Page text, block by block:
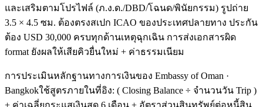
และเสริมตามโปรไฟล์ (ภ.ง.ด./DBD/โฉนด/พินัยกรรม) รูปถ่าย
3.5 × 4.5 ซม. ต้องตรงสเปก ICAO ของประเทศปลายทาง ประกัน
ต้อง USD 30,000 ครบทุกด้านเหตุฉุกเฉิน การส่งเอกสารผิด
format ยังผลให้เสียคิวยื่นใหม่ + ค่าธรรมเนียม
การประเมินหลักฐานทางการเงินของ Embassy of Oman ·
Bangkokใช้สูตรภายในที่อิง: ( Closing Balance ÷ จำนวนวัน Trip )